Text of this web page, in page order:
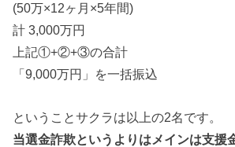
(50万×12ヶ月×5年間)
計 3,000万円
上記①+②+③の合計
「9,000万円」を一括振込
ということサクラは以上の2名です。
当選金詐欺というよりはメインは支援